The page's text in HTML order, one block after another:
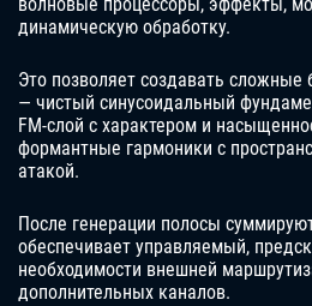
динамическую обработку.
Это позволяет создавать сложные
— чистый синусоидальный
FM-слой с характером и
формантные гармоники с
атакой.
После генерации полосы
обеспечивает управляемый,
необходимости внешней
дополнительных каналов.